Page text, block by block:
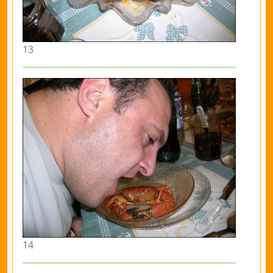
13
14